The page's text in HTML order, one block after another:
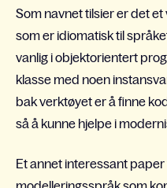
Som navnet tilsier er det
som er idiomatisk til
vanlig i objektorientert
klasse med noen
bak verktøyet er å finne
så å kunne hjelpe i
Et annet interessant paper